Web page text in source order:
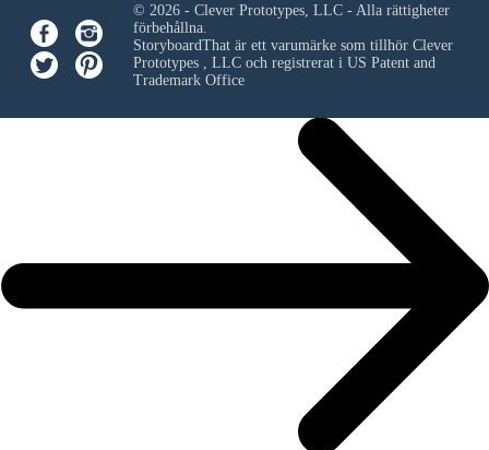
© 2026 - Clever Prototypes, LLC - Alla rättigheter
förbehållna.
StoryboardThat är ett varumärke som tillhör Clever
Prototypes , LLCoch registrerat i US Patent and
Trademark Office